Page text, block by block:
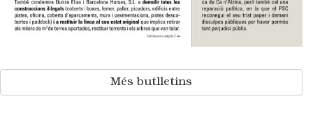
Més butlletins